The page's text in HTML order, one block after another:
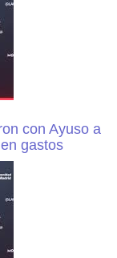
con Ayuso a
gastos